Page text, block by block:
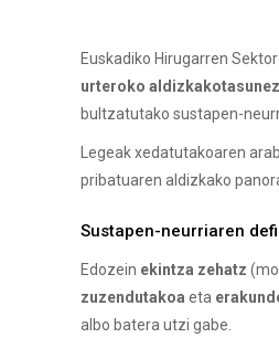
Euskadiko Hirugarren
urteroko aldizkakotasunez
bultzatutako sustapen-
Legeak xedatutakoaren
pribatuaren aldizkako
Sustapen-neurriaren
Edozein ekintza zehatz
zuzendutakoa eta
albo batera utzi gabe.